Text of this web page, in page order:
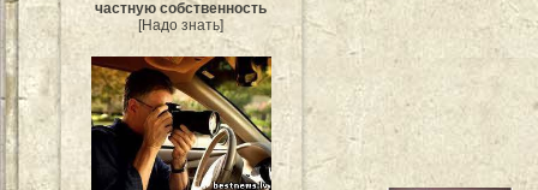
частную собственность
[Надо знать]